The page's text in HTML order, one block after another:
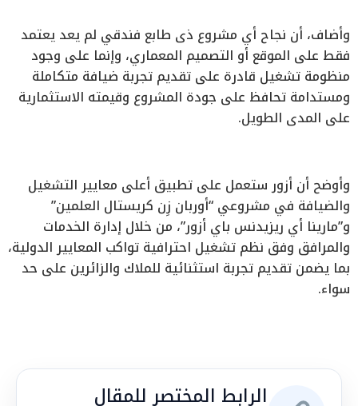
وأضاف، أن نجاح أي مشروع ذى طابع فندقي لم يعد يعتمد
فقط على الموقع أو التصميم المعماري، وإنما على وجود
منظومة تشغيل قادرة على تقديم تجربة ضيافة متكاملة
ومستدامة تحافظ على جودة المشروع وقيمته الاستثمارية
على المدى الطويل.
وأوضح أن أزور ستعمل على تطبيق أعلى معايير التشغيل
والضيافة في مشروعي “أوربان زِن كريستال العلمين”
و”مارينا أي ريزيدنس باي أزور”، من خلال إدارة الخدمات
والمرافق وفق نظم تشغيل احترافية تواكب المعايير الدولية،
بما يضمن تقديم تجربة استثنائية للملاك والزائرين على حد
سواء.
الرابط المختصر للمقال